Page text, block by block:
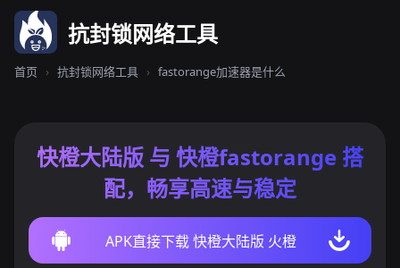
抗封锁网络工具
首页 › 抗封锁网络工具 › fastorange加速器是什么
快橙大陆版 与 快橙fastorange 搭
配，畅享高速与稳定
APK直接下载 快橙大陆版 火橙